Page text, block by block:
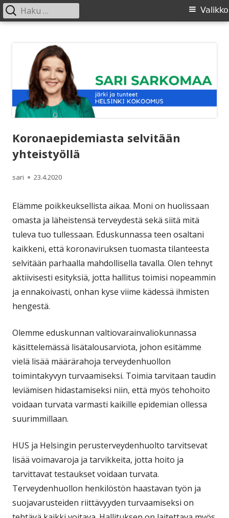
Ensisijainen
Valikko
Haku:
Koronaepidemiasta selvitään
yhteistyöllä
Kirjoittaja
sari Julkaistu
23.4.2020
Elämme poikkeuksellista aikaa. Moni on huolissaan
omasta ja läheistensä terveydestä sekä siitä mitä
tuleva tuo tullessaan. Eduskunnassa teen osaltani
kaikkeni, että koronaviruksen tuomasta tilanteesta
selvitään parhaalla mahdollisella tavalla. Olen tehnyt
aktiivisesti esityksiä, jotta hallitus toimisi nopeammin
ja ennakoivasti, onhan kyse viime kädessä ihmisten
hengestä.
Olemme eduskunnan valtiovarainvaliokunnassa
käsittelemässä lisätalousarviota, johon esitämme
vielä lisää määrärahoja terveydenhuollon
toimintakyvyn turvaamiseksi. Toimia tarvitaan taudin
leviämisen hidastamiseksi niin, että myös tehohoito
voidaan turvata varmasti kaikille epidemian ollessa
suurimmillaan.
HUS ja Helsingin perusterveydenhuolto tarvitsevat
lisää voimavaroja ja tarvikkeita, jotta hoito ja
tarvittavat testaukset voidaan turvata.
Terveydenhuollon henkilöstön haastavan työn ja
suojavarusteiden riittävyyden turvaamiseksi on